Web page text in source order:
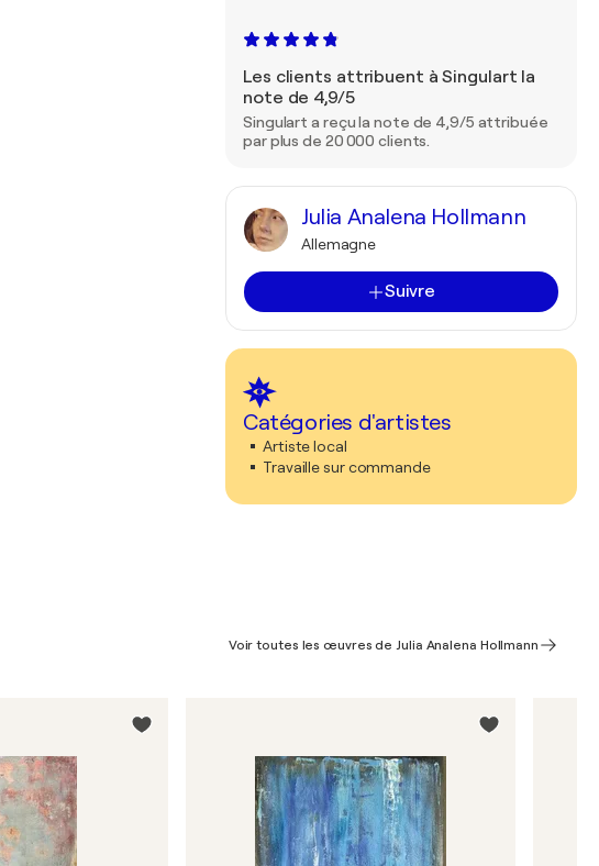
Les clients attribuent à Singulart la
note de 4,9/5
Singulart a reçu la note de 4,9/5 attribuée
par plus de 20 000 clients.
Julia Analena Hollmann
Allemagne
Suivre
Catégories d'artistes
Artiste local
Travaille sur commande
Voir toutes les œuvres de Julia Analena Hollmann